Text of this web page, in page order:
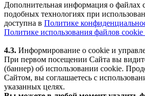
Дополнительная информация о файлах
подобных технологиях при
доступна в Политике
Политике использования файлов cookie
4.3. Информирование о cookie и
При первом посещении Сайта вы
(баннер) об использовании cookie.
Сайтом, вы соглашаетесь с
указанных целях.